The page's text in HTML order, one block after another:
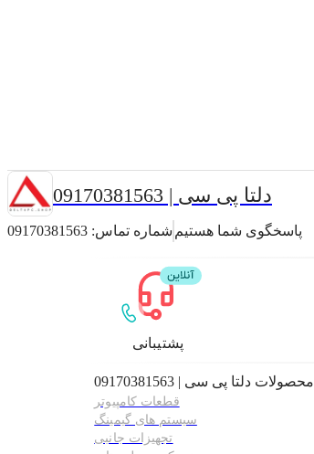
دلتا پی سی | 09170381563
شماره تماس: 09170381563 پاسخگوی شما هستیم
پشتیبانی
محصولات دلتا پی سی | 09170381563
قطعات کامپیوتر
سیستم های گیمینگ
تجهیزات جانبی